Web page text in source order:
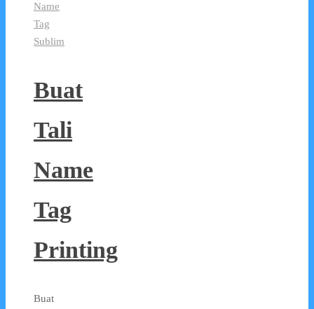
Name
Tag
Sublim
Buat
Tali
Name
Tag
Printing
Buat